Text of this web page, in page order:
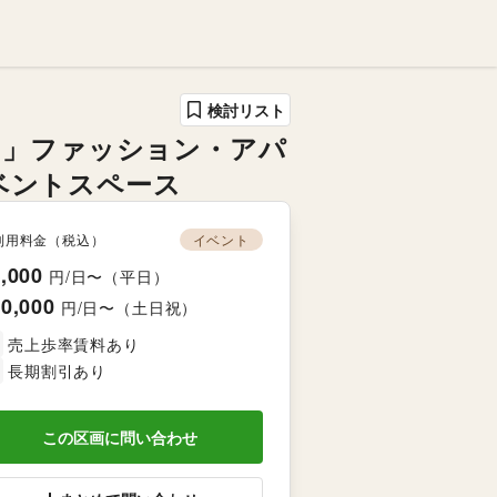
ファッション・アパ
トスペース
検討リスト
用料金（税込） イベント
円/日〜（平日）
円/日〜（土日祝）
売上歩率賃料あり
長期割引あり
この区画に問い合わせ